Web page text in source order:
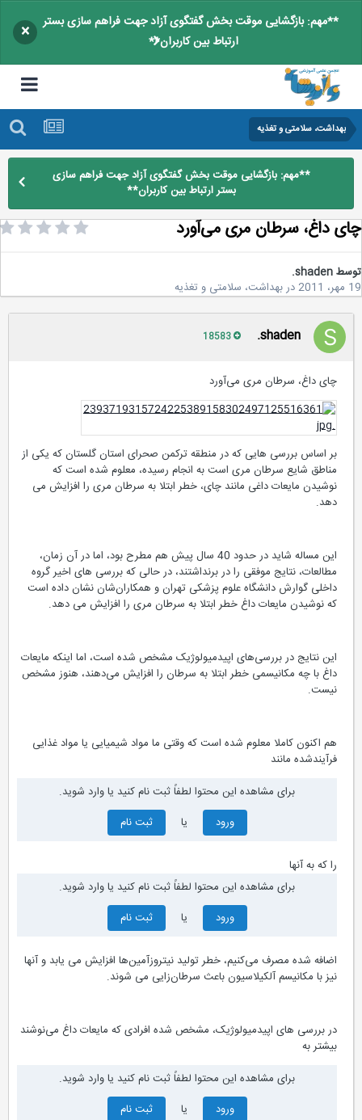
**مهم: بازگشایی موقت بخش گفتگوی آزاد جهت فراهم سازی بستر
ارتباط بین کاربران**
×
بهداشت، سلامتی و تغذیه
**مهم: بازگشایی موقت بخش گفتگوی آزاد جهت فراهم سازی
بستر ارتباط بین کاربران**
داغ، سرطان مری می‌آورد
shaden.
دربهداشت، سلامتی و تغذیه
shaden.
چای داغ، سرطان مری می‌آورد
بر اساس بررسی‌ هایی که در منطقه ترکمن صحرای استان گلستان که یکی از
مناطق شایع سرطان مری است به انجام رسیده، معلوم شده است که
نوشیدن مایعات داغی مانند چای، خطر ابتلا به سرطان مری را افزایش می
‌دهد.
این مساله شاید در حدود 40 سال پیش هم مطرح بود، اما در آن زمان،
مطالعات، نتایج موفقی را در برنداشتند، در حالی که بررسی‌ های اخیر گروه
داخلی گوارش دانشگاه علوم پزشکی تهران و همکاران‌شان نشان داده است
که نوشیدن مایعات داغ خطر ابتلا به سرطان مری را افزایش می ‌دهد.
این نتایج در بررسی‌های اپیدمیولوژیک مشخص شده است، اما اینکه مایعات
داغ با چه مکانیسمی خطر ابتلا به سرطان را افزایش می‌دهند، هنوز مشخص
نیست.
هم اکنون کاملا معلوم شده است که وقتی ما مواد شیمیایی یا مواد غذایی
فرآیندشده مانند
برای مشاهده این محتوا لطفاً ثبت نام کنید یا وارد شوید.
ورود
ثبت نام
را که به آنها
برای مشاهده این محتوا لطفاً ثبت نام کنید یا وارد شوید.
ورود
ثبت نام
اضافه شده مصرف می‌کنیم، خطر تولید نیتروزآمین‌ها افزایش می یابد و آنها
نیز با مکانیسم آلکیلاسیون باعث سرطان‌زایی می ‌شوند.
در بررسی‌ های اپیدمیولوژیک، مشخص شده افرادی که مایعات داغ می‌نوشند
بیشتر به
برای مشاهده این محتوا لطفاً ثبت نام کنید یا وارد شوید.
ورود
ثبت نام